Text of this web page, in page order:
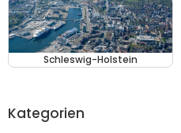
Schleswig-Holstein
Kategorien